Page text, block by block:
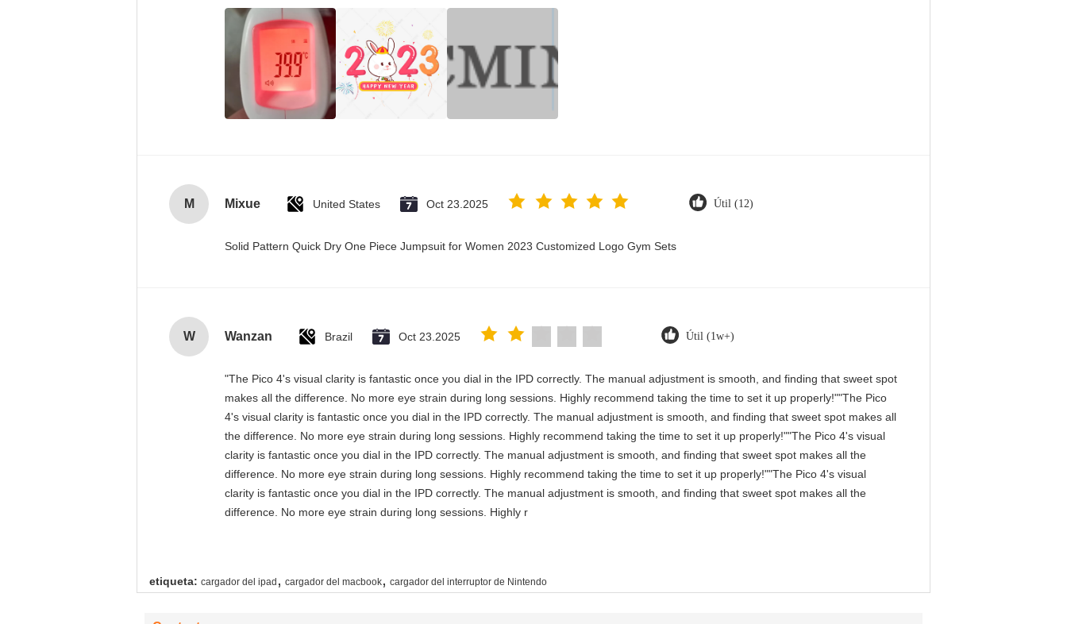
M Mixue United States Oct 23.2025 Útil (12)
Solid Pattern Quick Dry One Piece Jumpsuit for Women 2023 Customized Logo Gym Sets
W Wanzan Brazil Oct 23.2025 Útil (1w+)
"The Pico 4's visual clarity is fantastic once you dial in the IPD correctly. The manual adjustment is smooth, and finding that sweet spot
makes all the difference. No more eye strain during long sessions. Highly recommend taking the time to set it up properly!""The Pico
4's visual clarity is fantastic once you dial in the IPD correctly. The manual adjustment is smooth, and finding that sweet spot makes all
the difference. No more eye strain during long sessions. Highly recommend taking the time to set it up properly!""The Pico 4's visual
clarity is fantastic once you dial in the IPD correctly. The manual adjustment is smooth, and finding that sweet spot makes all the
difference. No more eye strain during long sessions. Highly recommend taking the time to set it up properly!""The Pico 4's visual
clarity is fantastic once you dial in the IPD correctly. The manual adjustment is smooth, and finding that sweet spot makes all the
difference. No more eye strain during long sessions. Highly r
etiqueta: cargador del ipad , cargador del macbook, cargador del interruptor de Nintendo